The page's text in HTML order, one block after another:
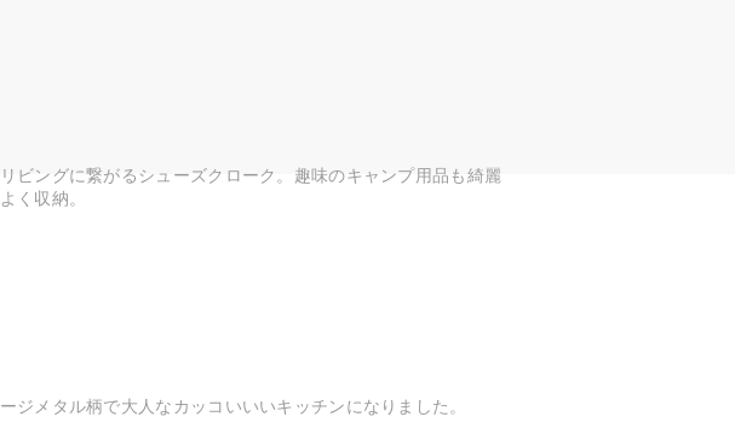
ビングに繋がるシューズクローク。趣味のキャンプ用品も綺麗
く収納。
ジメタル柄で大人なカッコいいいキッチンになりました。